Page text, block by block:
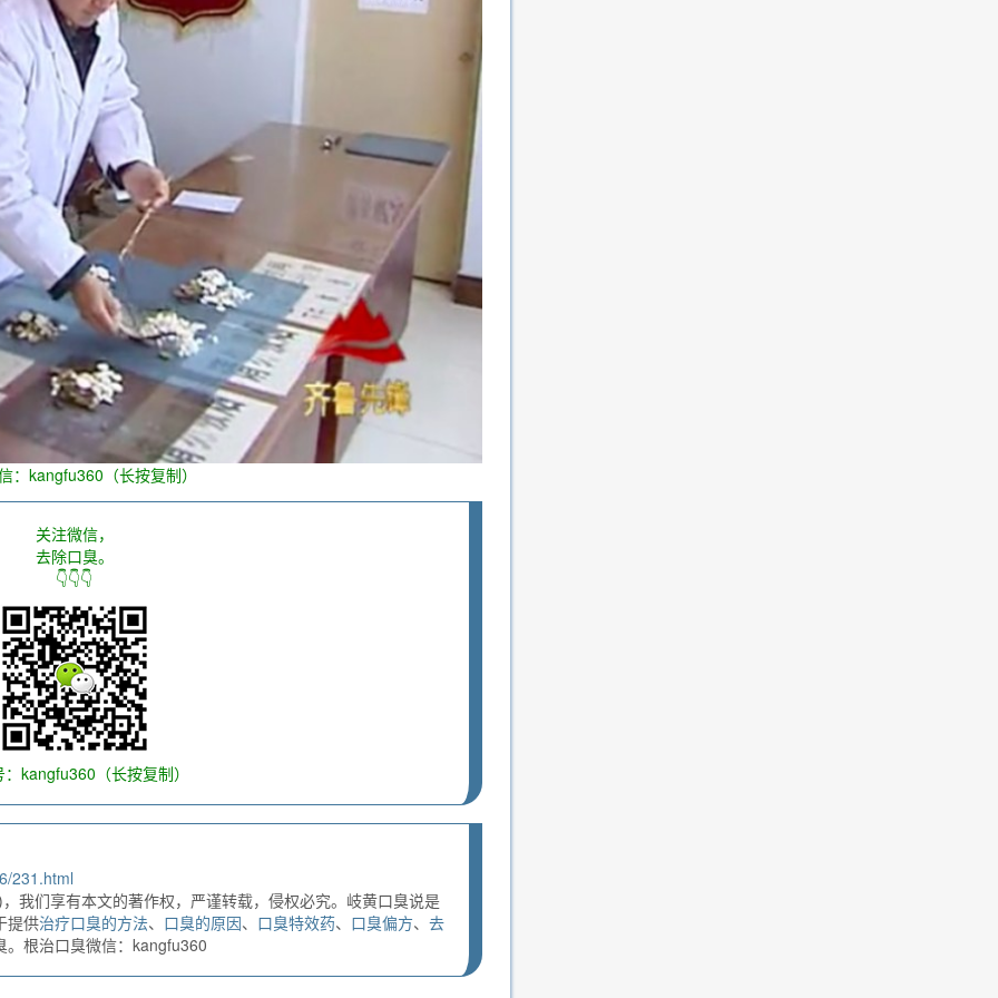
：kangfu360（长按复制）
关注微信，
去除口臭。
👇👇👇
kangfu360（长按复制）
231.html
我们享有本文的著作权，严谨转载，侵权必究。岐黄口臭说是
提供治疗口臭的方法、 口臭的原因、 口臭特效药、 口臭偏方、 去
根治口臭微信：kangfu360